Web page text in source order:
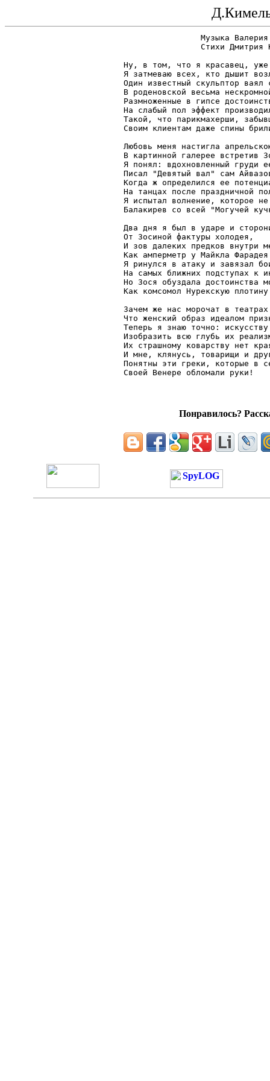
Ну, в том, что я красавец, уже
Я затмеваю всех, кто дышит
Один известный скульптор ваял
В роденовской весьма
Размноженные в гипсе
На слабый пол эффект
Такой, что парикмахерши,
Своим клиентам даже спины
Любовь меня настигла
В картинной галерее встретив
Я понял: вдохновленный груди
Писал "Девятый вал" сам
Когда ж определился ее
На танцах после праздничной
Я испытал волнение, которое
Балакирев со всей "Могучей
Два дня я был в ударе и
От Зосиной фактуры холодея,
И зов далеких предков внутри
Как амперметр у Майкла
Я ринулся в атаку и завязал
На самых ближних подступах к
Но Зося обуздала достоинства
Как комсомол Нурекскую
Зачем же нас морочат в
Что женский образ идеалом
Теперь я знаю точно:
Изобразить всю глубь их
Их страшному коварству нет
И мне, клянусь, товарищи и
Понятны эти греки, которые в
Понравилось?